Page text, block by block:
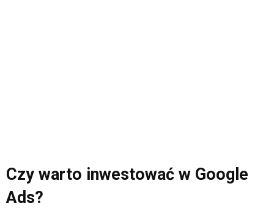
Czy warto inwestować w Google
Ads?